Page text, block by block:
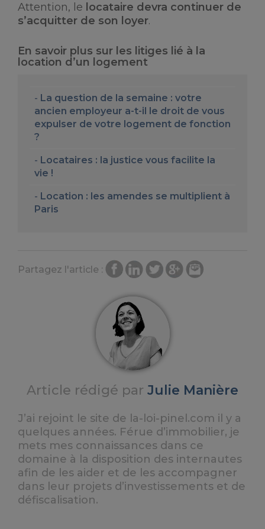
Attention, le locataire devra continuer de
s’acquitter de son loyer.
En savoir plus sur les litiges lié à la
location d’un logement
La question de la semaine : votre
ancien employeur a-t-il le droit de vous
expulser de votre logement de fonction
?
Locataires : la justice vous facilite la
vie !
Location : les amendes se multiplient à
Paris
Partagez l'article :
Article rédigé par Julie Manière
J’ai rejoint le site de la-loi-pinel.com il y a
quelques années. Férue d’immobilier, je
mets mes connaissances dans ce
domaine à la disposition des internautes
afin de les aider et de les accompagner
dans leur projets d’investissements et de
défiscalisation.